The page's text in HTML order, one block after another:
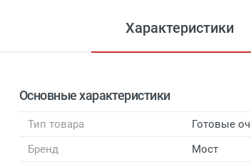
Характеристики
Основные характеристики
Тип товара
Готовые
Бренд
Мост